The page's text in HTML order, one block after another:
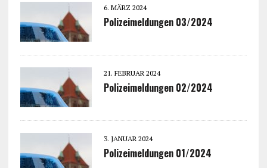
6. MÄRZ 2024
Polizeimeldungen 03/2024
21. FEBRUAR 2024
Polizeimeldungen 02/2024
3. JANUAR 2024
Polizeimeldungen 01/2024